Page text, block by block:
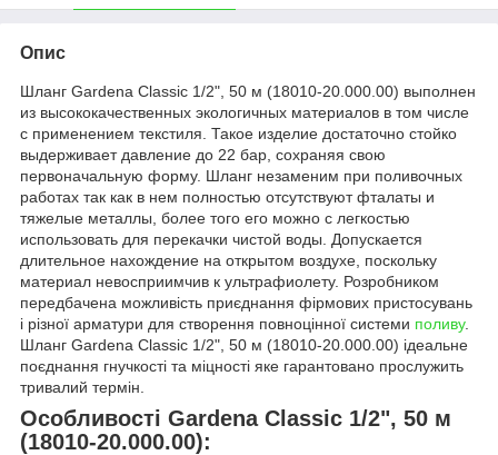
Опис
Шланг Gardena Classic 1/2", 50 м (18010-20.000.00) выполнен
из высококачественных экологичных материалов в том числе
с применением текстиля. Такое изделие достаточно стойко
выдерживает давление до 22 бар, сохраняя свою
первоначальную форму. Шланг незаменим при поливочных
работах так как в нем полностью отсутствуют фталаты и
тяжелые металлы, более того его можно с легкостью
использовать для перекачки чистой воды. Допускается
длительное нахождение на открытом воздухе, поскольку
материал невосприимчив к ультрафиолету. Розробником
передбачена можливість приєднання фірмових пристосувань
і різної арматури для створення повноцінної системи поливу.
Шланг Gardena Classic 1/2", 50 м (18010-20.000.00) ідеальне
поєднання гнучкості та міцності яке гарантовано прослужить
тривалий термін.
Особливості Gardena Classic 1/2", 50 м
(18010-20.000.00):